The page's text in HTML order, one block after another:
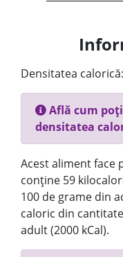
Densitatea calorică:
Află cum
densitatea
Acest aliment face
conține 59
100 de grame din
caloric din
adult (2000 kCal).